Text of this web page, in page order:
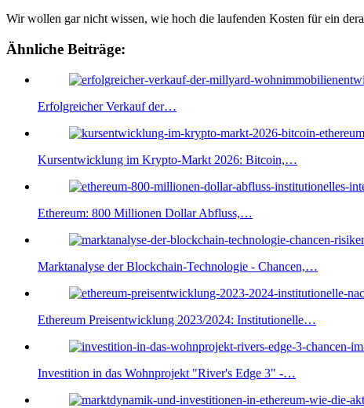
Wir wollen gar nicht wissen, wie hoch die laufenden Kosten für ein
Ähnliche Beiträge:
Erfolgreicher Verkauf der…
Kursentwicklung im Krypto-Markt 2026: Bitcoin,…
Ethereum: 800 Millionen Dollar Abfluss,…
Marktanalyse der Blockchain-Technologie - Chancen,…
Ethereum Preisentwicklung 2023/2024: Institutionelle…
Investition in das Wohnprojekt "River's Edge 3" -…